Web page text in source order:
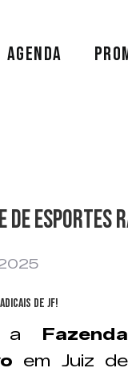
AGENDA
Esportes
a
em Juiz